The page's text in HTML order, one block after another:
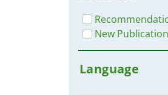
New
Language